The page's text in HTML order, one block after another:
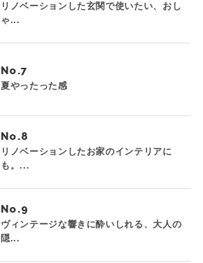
リノベーションした玄関で使いたい、おし
ゃ...
No.
夏やったった感
No.
リノベーションしたお家のインテリアに
も。...
No.
ヴィンテージな響きに酔いしれる、大人の
隠...